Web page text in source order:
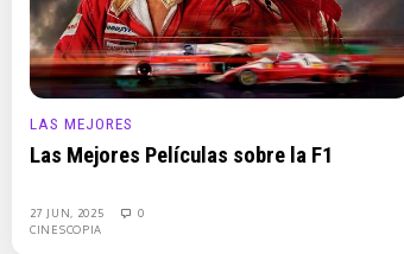
LAS MEJORES
Las Mejores Películas sobre la F1
27 JUN, 2025
0
CINESCOPIA